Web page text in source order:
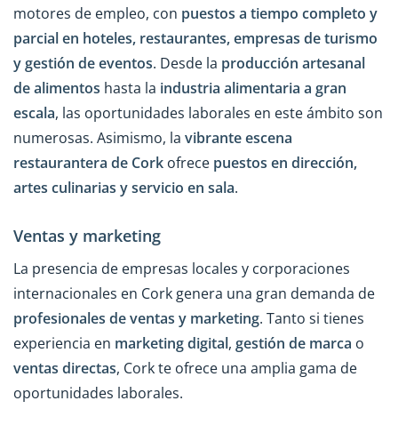
motores de empleo, con puestos a tiempo completo y
parcial en hoteles, restaurantes, empresas de turismo
y gestión de eventos. Desde la producción artesanal
de alimentos hasta la industria alimentaria a gran
escala, las oportunidades laborales en este ámbito son
numerosas. Asimismo, la vibrante escena
restaurantera de Cork ofrece puestos en dirección,
artes culinarias y servicio en sala.
Ventas y marketing
La presencia de empresas locales y corporaciones
internacionales en Cork genera una gran demanda de
profesionales de ventas y marketing. Tanto si tienes
experiencia en marketing digital, gestión de marca o
ventas directas, Cork te ofrece una amplia gama de
oportunidades laborales.